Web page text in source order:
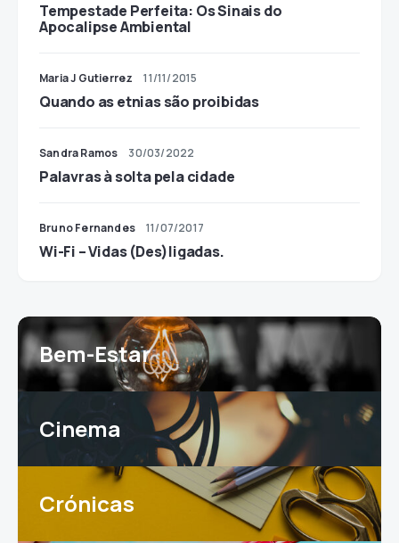
Tempestade Perfeita: Os Sinais do
Apocalipse Ambiental
Maria J Gutierrez 11/11/2015
Quando as etnias são proibidas
Sandra Ramos 30/03/2022
Palavras à solta pela cidade
Bruno Fernandes 11/07/2017
Wi-Fi – Vidas (Des)ligadas.
Bem-Estar
Cinema
Crónicas